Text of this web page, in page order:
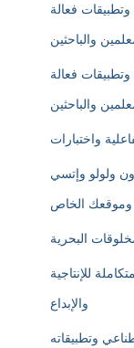
وتطبيقات فعالة
والباحثين
وتطبيقات فعالة
والباحثين
واختبارات
ولولو وإتسي
وموقعك الخاص
البحرية
للإنتاجية
والإبداع
وتطبيقاته